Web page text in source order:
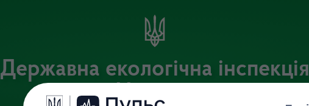
Державна екологічна інспекція
України